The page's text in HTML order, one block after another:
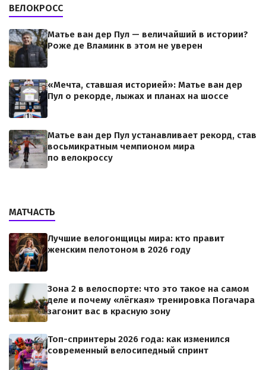
ВЕЛОКРОСС
Матье ван дер Пул — величайший в истории?
Роже де Вламинк в этом не уверен
«Мечта, ставшая историей»: Матье ван дер
Пул о рекорде, лыжах и планах на шоссе
Матье ван дер Пул устанавливает рекорд, став
восьмикратным чемпионом мира
по велокроссу
МАТЧАСТЬ
Лучшие велогонщицы мира: кто правит
женским пелотоном в 2026 году
Зона 2 в велоспорте: что это такое на самом
деле и почему «лёгкая» тренировка Погачара
загонит вас в красную зону
Топ-спринтеры 2026 года: как изменился
современный велосипедный спринт